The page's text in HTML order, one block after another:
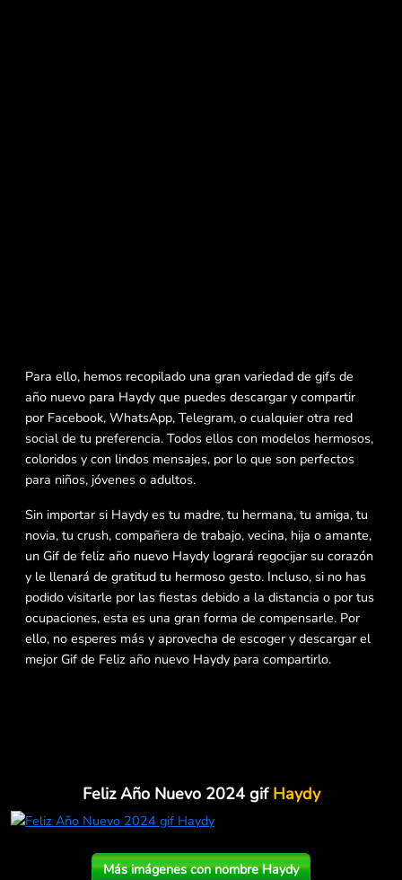
Para ello, hemos recopilado una gran variedad de gifs de
año nuevo para Haydy que puedes descargar y compartir
por Facebook, WhatsApp, Telegram, o cualquier otra red
social de tu preferencia. Todos ellos con modelos hermosos,
coloridos y con lindos mensajes, por lo que son perfectos
para niños, jóvenes o adultos.
Sin importar si Haydy es tu madre, tu hermana, tu amiga, tu
novia, tu crush, compañera de trabajo, vecina, hija o amante,
un Gif de feliz año nuevo Haydy logrará regocijar su corazón
y le llenará de gratitud tu hermoso gesto. Incluso, si no has
podido visitarle por las fiestas debido a la distancia o por tus
ocupaciones, esta es una gran forma de compensarle. Por
ello, no esperes más y aprovecha de escoger y descargar el
mejor Gif de Feliz año nuevo Haydy para compartirlo.
Feliz Año Nuevo 2024 gif Haydy
Más imágenes con nombre Haydy